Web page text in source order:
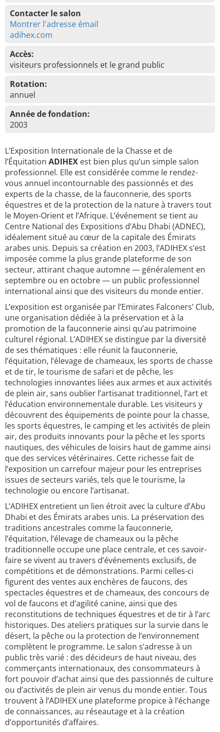
Contacter le salon
Montrer l'adresse émail
adihex.com
Accès:
visiteurs professionnels et le grand public
Rotation:
annuel
Année de fondation:
2003
L’Exposition Internationale de la Chasse et de
l’Équitation ADIHEX est bien plus qu’un simple salon
professionnel. Elle est considérée comme le rendez-
vous annuel incontournable des passionnés et des
experts de la chasse, de la fauconnerie, des sports
équestres et de la protection de la nature à travers tout
le Moyen-Orient et l’Afrique. L’événement se tient au
Centre National des Expositions d’Abu Dhabi (ADNEC),
idéalement situé au cœur de la capitale des Émirats
arabes unis. Depuis sa création en 2003, l’ADIHEX s’est
imposée comme la plus grande plateforme de son
secteur, attirant chaque automne — généralement en
septembre ou en octobre — un public professionnel
international ainsi que des visiteurs du monde entier.
L’exposition est organisée par l’Emirates Falconers’ Club,
une organisation dédiée à la préservation et à la
promotion de la fauconnerie ainsi qu’au patrimoine
culturel régional. L’ADIHEX se distingue par la diversité
de ses thématiques : elle réunit la fauconnerie,
l’équitation, l’élevage de chameaux, les sports de chasse
et de tir, le tourisme de safari et de pêche, les
technologies innovantes liées aux armes et aux activités
de plein air, sans oublier l’artisanat traditionnel, l’art et
l’éducation environnementale durable. Les visiteurs y
découvrent des équipements de pointe pour la chasse,
les sports équestres, le camping et les activités de plein
air, des produits innovants pour la pêche et les sports
nautiques, des véhicules de loisirs haut de gamme ainsi
que des services vétérinaires. Cette richesse fait de
l’exposition un carrefour majeur pour les entreprises
issues de secteurs variés, tels que le tourisme, la
technologie ou encore l’artisanat.
L’ADIHEX entretient un lien étroit avec la culture d’Abu
Dhabi et des Émirats arabes unis. La préservation des
traditions ancestrales comme la fauconnerie,
l’équitation, l’élevage de chameaux ou la pêche
traditionnelle occupe une place centrale, et ces savoir-
faire se vivent au travers d’événements exclusifs, de
compétitions et de démonstrations. Parmi celles-ci
figurent des ventes aux enchères de faucons, des
spectacles équestres et de chameaux, des concours de
vol de faucons et d’agilité canine, ainsi que des
reconstitutions de techniques équestres et de tir à l’arc
historiques. Des ateliers pratiques sur la survie dans le
désert, la pêche ou la protection de l’environnement
complètent le programme. Le salon s’adresse à un
public très varié : des décideurs de haut niveau, des
commerçants internationaux, des consommateurs à
fort pouvoir d’achat ainsi que des passionnés de culture
ou d’activités de plein air venus du monde entier. Tous
trouvent à l’ADIHEX une plateforme propice à l’échange
de connaissances, au réseautage et à la création
d’opportunités d’affaires.